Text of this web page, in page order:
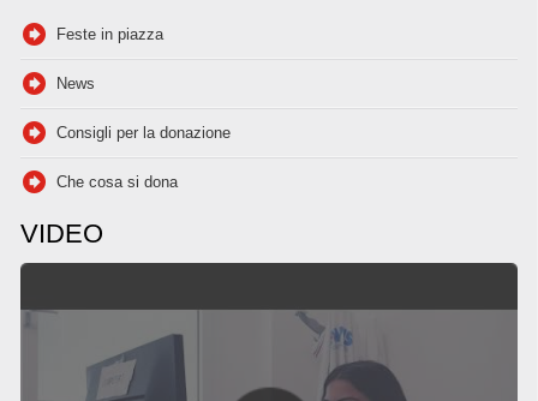
Feste in piazza
News
Consigli per la donazione
Che cosa si dona
VIDEO